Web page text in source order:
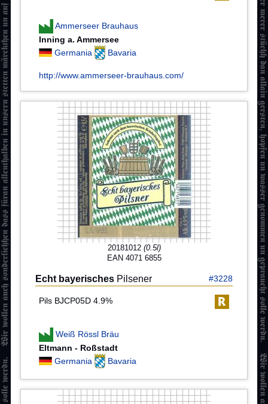
Ammerseer Brauhaus
Inning a. Ammersee
Germania
Bavaria
http://www.ammerseer-brauhaus.com/
20181012 (0.5l)
EAN 4071 6855
Echt bayerisches Pilsener #3228
Pils BJCP05D 4.9%
Weiß Rössl Bräu
Eltmann - Roßstadt
Germania
Bavaria